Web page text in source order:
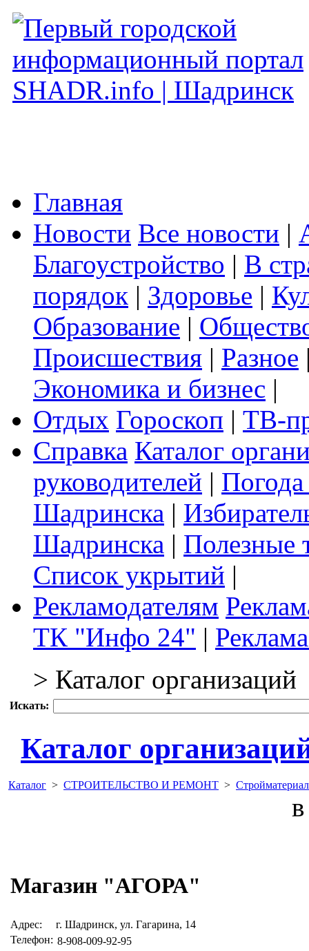
Главная
Новости Все новости |
Благоустройство | В
порядок | Здоровье |
Образование |
Происшествия | Разное
Экономика и бизнес |
Отдых Гороскоп | ТВ-
Справка Каталог
руководителей |
Шадринска |
Шадринска | Полезные
Список укрытий |
Рекламодателям
ТК "Инфо 24" |
> Каталог организаций
Искать:
Каталог
Каталог > СТРОИТЕЛЬСТВО И РЕМОНТ >
Магазин "АГОРА"
Адрес:
г. Шадринск, ул. Гагарина, 14
Телефон: 8-908-009-92-95